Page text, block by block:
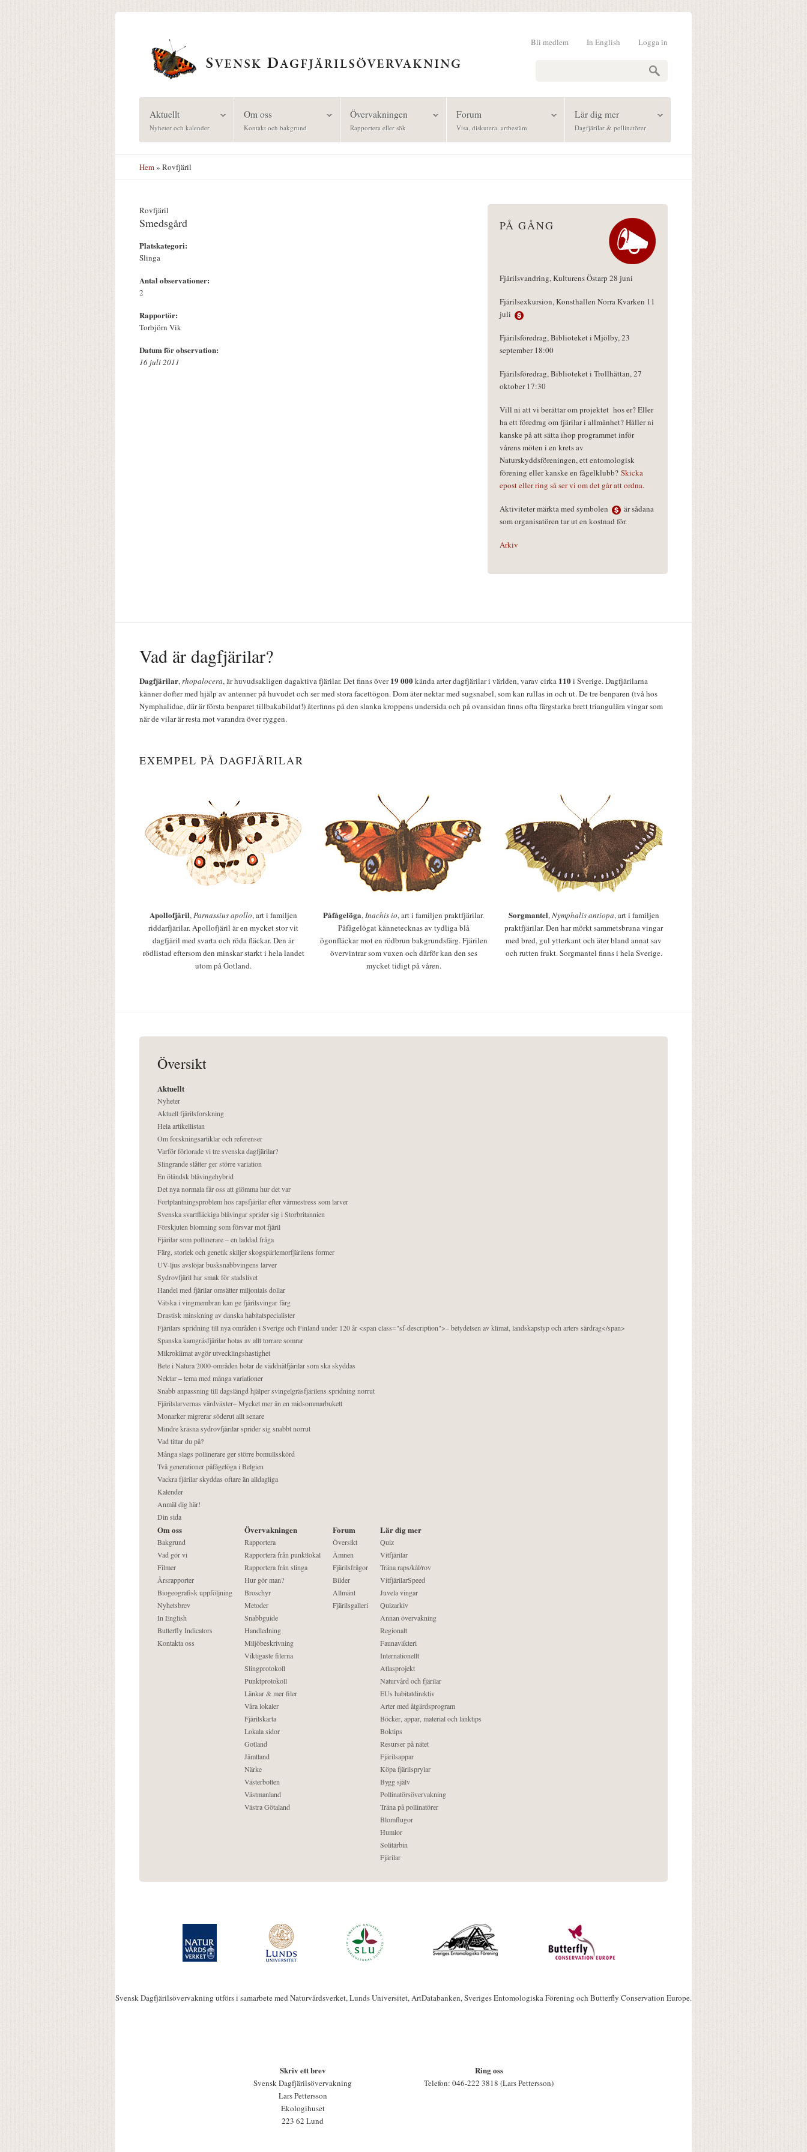
Logga in
In English
Bli medlem
Aktuellt
Nyheter och kalender
Om oss
Kontakt och bakgrund
Övervakningen
Rapportera eller sök
Forum
Visa, diskutera, artbestäm
Lär dig mer
Dagfjärilar & pollinatörer
Hem» Rovfjäril
Rovfjäril
Smedsgård
Platskategori:
Slinga
Antal observationer:
2
Rapportör:
Torbjörn Vik
Datum för observation:
16 juli 2011
PÅ GÅNG
Fjärilsvandring, Kulturens Östarp 28 juni
Fjärilsexkursion, Konsthallen Norra Kvarken 11
juli
Fjärilsföredrag, Biblioteket i Mjölby, 23
september 18:00
Fjärilsföredrag, Biblioteket i Trollhättan, 27
oktober 17:30
Vill ni att vi berättar om projektet hos er? Eller
ha ett föredrag om fjärilar i allmänhet? Håller ni
kanske på att sätta ihop programmet inför
vårens möten i en krets av
Naturskyddsföreningen, ett entomologisk
förening eller kanske en fågelklubb? Skicka
epost eller ring så ser vi om det går att ordna.
Aktiviteter märkta med symbolen
är sådana
som organisatören tar ut en kostnad för.
Arkiv
Vad är dagfjärilar?
Dagfjärilar,rhopalocera, är huvudsakligen dagaktiva fjärilar. Det finns över19 000kända arter dagfjärilar i världen, varav cirka 110i Sverige. Dagfjärilarna
känner dofter med hjälp av antenner på huvudet och ser med stora facettögon. Dom äter nektar med sugsnabel, som kan rullas in och ut. De tre benparen (två hos
Nymphalidae, där är första benparet tillbakabildat!) återfinns på den slanka kroppens undersida och på ovansidan finns ofta färgstarka brett triangulära vingar som
när de vilar är resta mot varandra över ryggen.
EXEMPEL PÅ DAGFJÄRILAR
Apollofjäril,Parnassius apollo, art i familjen
riddarfjärilar. Apollofjäril är en mycket stor vit
dagfjäril med svarta och röda fläckar. Den är
rödlistad eftersom den minskar starkt i hela landet
utom på Gotland.
Påfågelöga,Inachis io, art i familjen praktfjärilar.
Påfågelögat kännetecknas av tydliga blå
ögonfläckar mot en rödbrun bakgrundsfärg. Fjärilen
övervintrar som vuxen och därför kan den ses
mycket tidigt på våren.
Sorgmantel,Nymphalis antiopa, art i familjen
praktfjärilar. Den har mörkt sammetsbruna vingar
med bred, gul ytterkant och äter bland annat sav
och rutten frukt. Sorgmantel finns i hela Sverige.
Översikt
Aktuellt
Nyheter
Aktuell fjärilsforskning
Hela artikellistan
Om forskningsartiklar och referenser
Varför förlorade vi tre svenska dagfjärilar?
Slingrande slåtter ger större variation
En öländsk blåvingehybrid
Det nya normala får oss att glömma hur det var
Fortplantningsproblem hos rapsfjärilar efter värmestress som larver
Svenska svartfläckiga blåvingar sprider sig i Storbritannien
Förskjuten blomning som försvar mot fjäril
Fjärilar som pollinerare – en laddad fråga
Färg, storlek och genetik skiljer skogspärlemorfjärilens former
UV-ljus avslöjar busksnabbvingens larver
Sydrovfjäril har smak för stadslivet
Handel med fjärilar omsätter miljontals dollar
Vätska i vingmembran kan ge fjärilsvingar färg
Drastisk minskning av danska habitatspecialister
Fjärilars spridning till nya områden i Sverige och Finland under 120 år <span class="sf-description">– betydelsen av klimat, landskapstyp och arters särdrag</span>
Spanska kamgräsfjärilar hotas av allt torrare somrar
Mikroklimat avgör utvecklingshastighet
Bete i Natura 2000-områden hotar de väddnätfjärilar som ska skyddas
Nektar – tema med många variationer
Snabb anpassning till dagslängd hjälper svingelgräsfjärilens spridning norrut
Fjärilslarvernas värdväxter– Mycket mer än en midsommarbukett
Monarker migrerar söderut allt senare
Mindre kräsna sydrovfjärilar sprider sig snabbt norrut
Vad tittar du på?
Många slags pollinerare ger större bomullsskörd
Två generationer påfågelöga i Belgien
Vackra fjärilar skyddas oftare än alldagliga
Kalender
Anmäl dig här!
Din sida
Om oss
Bakgrund
Vad gör vi
Filmer
Årsrapporter
Biogeografisk uppföljning
Nyhetsbrev
In English
Butterfly Indicators
Kontakta oss
Övervakningen
Rapportera
Rapportera från punktlokal
Rapportera från slinga
Hur gör man?
Broschyr
Metoder
Snabbguide
Handledning
Miljöbeskrivning
Viktigaste filerna
Slingprotokoll
Punktprotokoll
Länkar & mer filer
Våra lokaler
Fjärilskarta
Lokala sidor
Gotland
Jämtland
Närke
Västerbotten
Västmanland
Västra Götaland
Forum
Översikt
Ämnen
Fjärilsfrågor
Bilder
Allmänt
Fjärilsgalleri
Lär dig mer
Quiz
Vitfjärilar
Träna raps/kål/rov
VitfjärilarSpeed
Juvela vingar
Quizarkiv
Annan övervakning
Regionalt
Faunaväkteri
Internationellt
Atlasprojekt
Naturvård och fjärilar
EUs habitatdirektiv
Arter med åtgärdsprogram
Böcker, appar, material och länktips
Boktips
Resurser på nätet
Fjärilsappar
Köpa fjärilsprylar
Bygg själv
Pollinatörsövervakning
Träna på pollinatörer
Blomflugor
Humlor
Solitärbin
Fjärilar
Svensk Dagfjärilsövervakning utförs i samarbete med Naturvårdsverket, Lunds Universitet, ArtDatabanken, Sveriges Entomologiska Förening och Butterfly Conservation Europe.
Skriv ett brev
Svensk Dagfjärilsövervakning
Lars Pettersson
Ekologihuset
223 62 Lund
Ring oss
Telefon: 046-222 3818 (Lars Pettersson)